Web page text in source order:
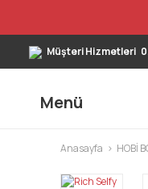
Müşteri Hizmetleri
Menü
Anasayfa HOBİ